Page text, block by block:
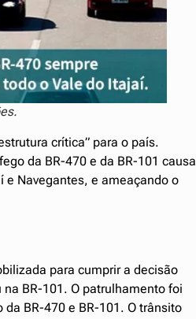
crítica” para o país.
da BR-470 e da BR-101 causa
Navegantes, e ameaçando o
para cumprir a decisão
BR-101. O patrulhamento foi
BR-470 e BR-101. O trânsito